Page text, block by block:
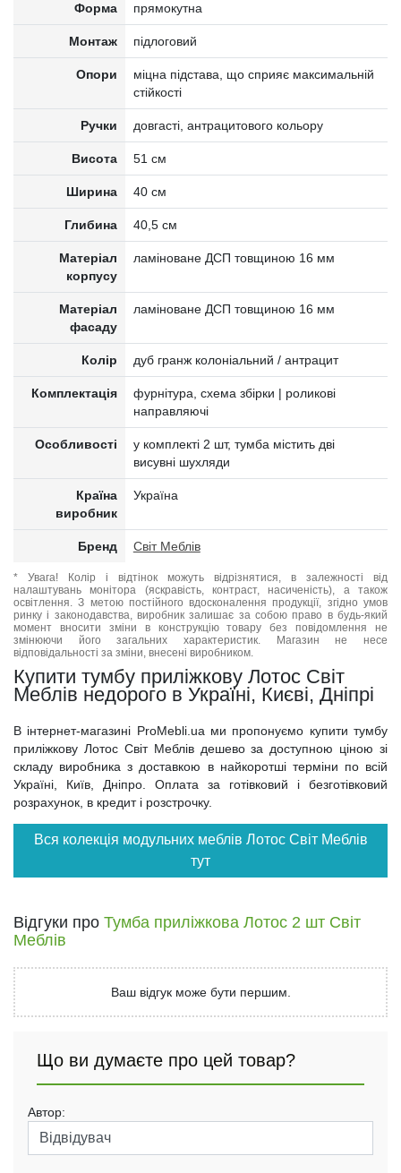
Форма прямокутна
Монтаж підлоговий
Опори
міцна підстава, що сприяє максимальній
стійкості
Ручки довгасті, антрацитового кольору
Висота 51 см
Ширина 40 см
Глибина 40,5 см
Матеріал
корпусу
ламіноване ДСП товщиною 16 мм
Матеріал
фасаду
ламіноване ДСП товщиною 16 мм
Колір дуб гранж колоніальний / антрацит
Комплектація
фурнітура, схема збірки | роликові
направляючі
Особливості
у комплекті 2 шт, тумба містить дві
висувні шухляди
Країна
виробник
Україна
Бренд Світ Меблів
* Увага! Колір і відтінок можуть відрізнятися, в залежності від
налаштувань монітора (яскравість, контраст, насиченість), а також
освітлення. З метою постійного вдосконалення продукції, згідно умов
ринку і законодавства, виробник залишає за собою право в будь-який
момент вносити зміни в конструкцію товару без повідомлення не
змінюючи його загальних характеристик. Магазин не несе
відповідальності за зміни, внесені виробником.
Купити тумбу приліжкову Лотос Світ
Меблів недорого в Україні, Києві, Дніпрі
В інтернет-магазині ProMebli.ua ми пропонуємо купити тумбу
приліжкову Лотос Світ Меблів дешево за доступною ціною зі
складу виробника з доставкою в найкоротші терміни по всій
Україні, Київ, Дніпро. Оплата за готівковий і безготівковий
розрахунок, в кредит і розстрочку.
Вся колекція модульних меблів Лотос Світ Меблів
тут
Відгуки про Тумба приліжкова Лотос 2 шт Світ
Меблів
Ваш відгук може бути першим.
Що ви думаєте про цей товар?
Автор: